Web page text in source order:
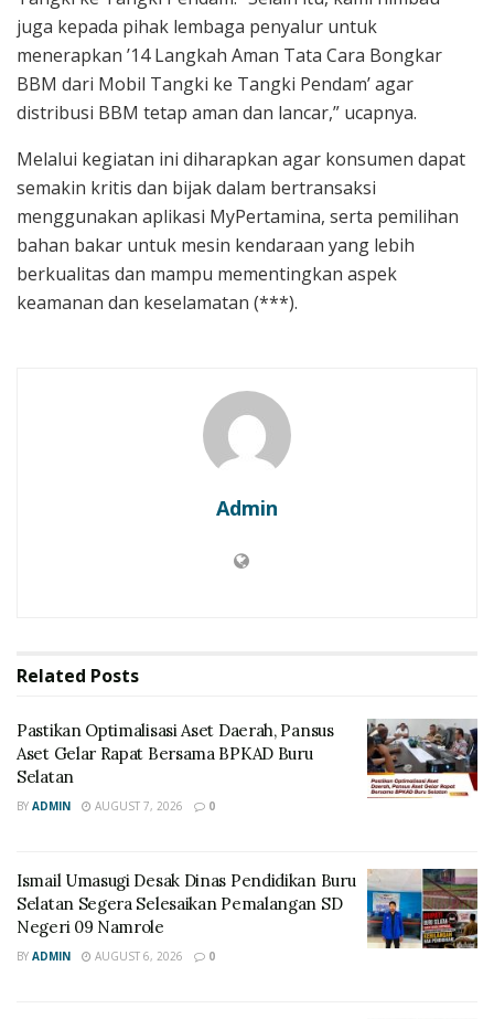
juga kepada pihak lembaga penyalur untuk
menerapkan ’14 Langkah Aman Tata Cara Bongkar
BBM dari Mobil Tangki ke Tangki Pendam’ agar
distribusi BBM tetap aman dan lancar,” ucapnya.
Melalui kegiatan ini diharapkan agar konsumen dapat
semakin kritis dan bijak dalam bertransaksi
menggunakan aplikasi MyPertamina, serta pemilihan
bahan bakar untuk mesin kendaraan yang lebih
berkualitas dan mampu mementingkan aspek
keamanan dan keselamatan (***).
Admin
Related Posts
Pastikan Optimalisasi Aset Daerah, Pansus
Aset Gelar Rapat Bersama BPKAD Buru
Selatan
BY ADMIN AUGUST 7, 2026 0
Ismail Umasugi Desak Dinas Pendidikan Buru
Selatan Segera Selesaikan Pemalangan SD
Negeri 09 Namrole
BY ADMIN AUGUST 6, 2026 0